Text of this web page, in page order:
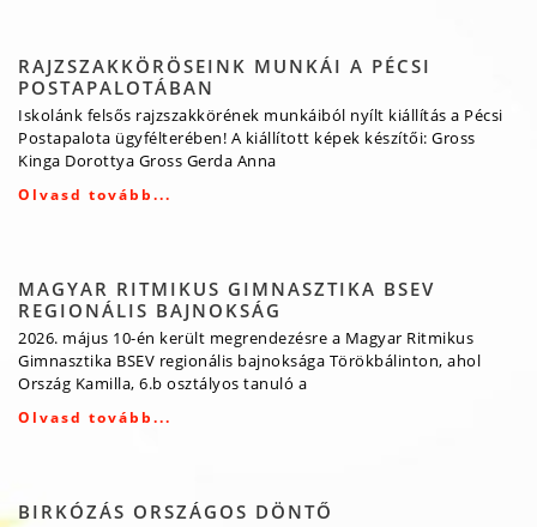
RAJZSZAKKÖRÖSEINK MUNKÁI A PÉCSI
POSTAPALOTÁBAN
Iskolánk felsős rajzszakkörének munkáiból nyílt kiállítás a Pécsi
Postapalota ügyfélterében! A kiállított képek készítői: Gross
Kinga Dorottya Gross Gerda Anna
Olvasd tovább...
MAGYAR RITMIKUS GIMNASZTIKA BSEV
REGIONÁLIS BAJNOKSÁG
2026. május 10-én került megrendezésre a Magyar Ritmikus
Gimnasztika BSEV regionális bajnoksága Törökbálinton, ahol
Ország Kamilla, 6.b osztályos tanuló a
Olvasd tovább...
BIRKÓZÁS ORSZÁGOS DÖNTŐ